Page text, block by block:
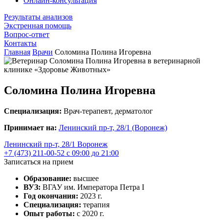
Результаты анализов
Экстренная помощь
Вопрос-ответ
Контакты
Главная Врачи Соломина Полина Игоревна
Соломина Полина Игоревна
Специализация: Врач-терапевт, дерматолог
Принимает на: Ленинский пр-т, 28/1 (Воронеж)
Ленинский пр-т, 28/1 Воронеж
+7 (473) 211-00-52 с 09:00 до 21:00
Записаться на прием
Образование: высшее
ВУЗ: ВГАУ им. Императора Петра I
Год окончания: 2023 г.
Специализация: терапия
Опыт работы: с 2020 г.